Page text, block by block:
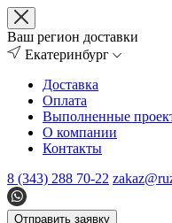
Ваш регион доставки
Екатеринбург
Доставка
Оплата
Выполненные
О компании
Контакты
8 (343) 288 70-22
Отправить заявку